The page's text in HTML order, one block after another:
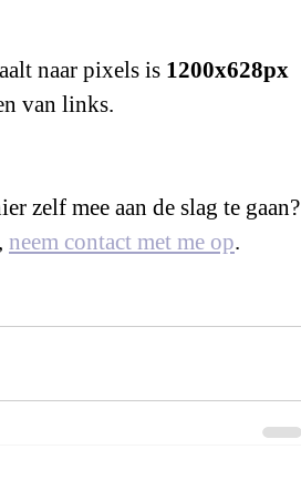
naar pixels is 1200x628px
van links.
zelf mee aan de slag te gaan?
neem contact met me op.